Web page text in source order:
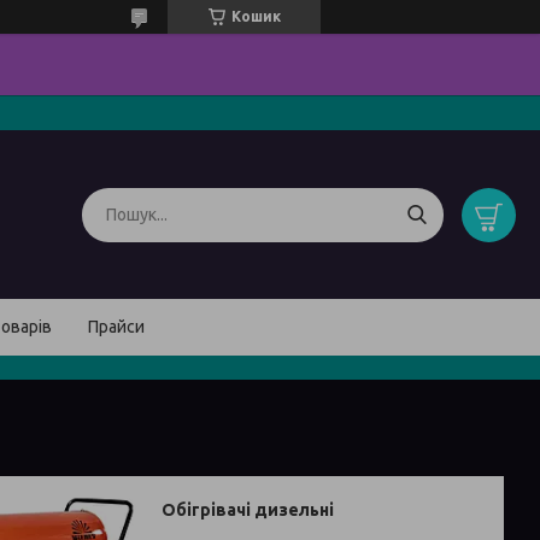
Кошик
Прайси
Обігрівачі дизельні